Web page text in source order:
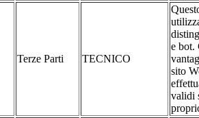
Terze Parti TECNICO
e bot.
sito
validi